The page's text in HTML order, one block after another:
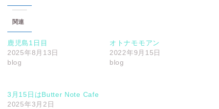
関連
鹿児島1日目
2025年8月13日
blog
オトナモモアン
2022年9月15日
blog
3月15日はButter Note Cafe
2025年3月2日